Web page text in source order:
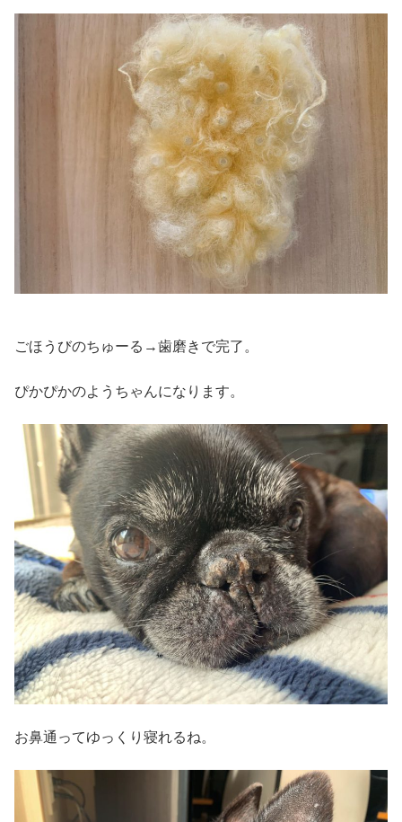
ごほうびのちゅーる→歯磨きで完了。
ぴかぴかのようちゃんになります。
お鼻通ってゆっくり寝れるね。